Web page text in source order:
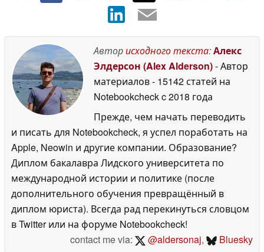
Авторисходного текста:Алекс
Элдерсон (Alex Alderson)- Автор
материалов- 15142 статей на
Notebookcheckc 2018 года
Прежде, чем начать переводить
и писать для Notebookcheck, я успел поработать на
Apple, Neowin и другие компании. Образование?
Диплом бакалавра Лидского университета по
международной истории и политике (после
дополнительного обучения превращённый в
диплом юриста). Всегда рад перекинуться словцом
в Twitter или на форуме Notebookcheck!
contact me via:
@aldersonaj, Bluesky